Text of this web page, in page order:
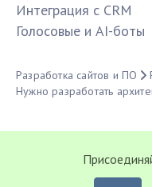
Интеграция с CRM
Голосовые и AI-боты
Разработка сайтов и ПО
Нужно разработать